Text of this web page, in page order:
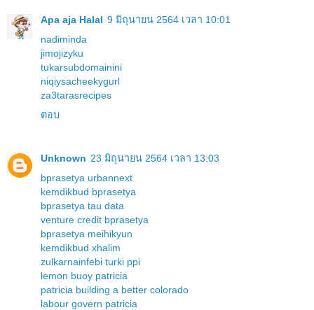
Apa aja Halal 9 มิถุนายน 2564 เวลา 10:01
nadiminda
jimojizyku
tukarsubdomainini
niqiysacheekygurl
za3tarasrecipes
ตอบ
Unknown 23 มิถุนายน 2564 เวลา 13:03
bprasetya urbannext
kemdikbud bprasetya
bprasetya tau data
venture credit bprasetya
bprasetya meihikyun
kemdikbud xhalim
zulkarnainfebi turki ppi
lemon buoy patricia
patricia building a better colorado
labour govern patricia